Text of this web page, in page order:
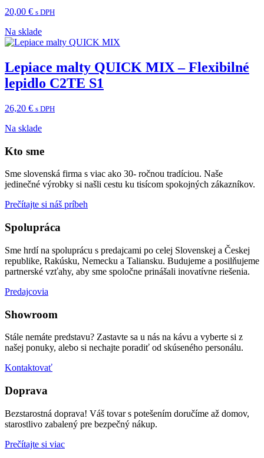
20,00 € s DPH
Na sklade
Lepiace malty QUICK MIX – Flexibilné
lepidlo C2TE S1
26,20 € s DPH
Na sklade
Kto sme
Sme slovenská firma s viac ako 30- ročnou tradíciou. Naše
jedinečné výrobky si našli cestu ku tisícom spokojných zákazníkov.
Prečítajte si náš príbeh
Spolupráca
Sme hrdí na spoluprácu s predajcami po celej Slovenskej a Českej
republike, Rakúsku, Nemecku a Taliansku. Budujeme a posilňujeme
partnerské vzťahy, aby sme spoločne prinášali inovatívne riešenia.
Predajcovia
Showroom
Stále nemáte predstavu? Zastavte sa u nás na kávu a vyberte si z
našej ponuky, alebo si nechajte poradiť od skúseného personálu.
Kontaktovať
Doprava
Bezstarostná doprava! Váš tovar s potešením doručíme až domov,
starostlivo zabalený pre bezpečný nákup.
Prečítajte si viac